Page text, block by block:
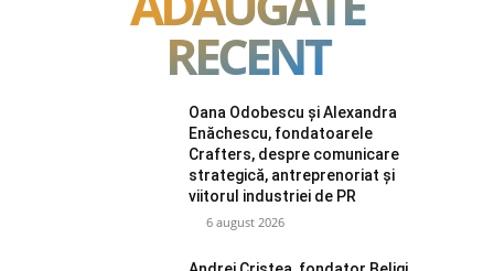
RECENT
Oana Odobescu și Alexandra
Enăchescu, fondatoarele
Crafters, despre comunicare
strategică, antreprenoriat și
viitorul industriei de PR
6 august 2026